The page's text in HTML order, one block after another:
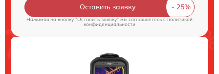
Оставить заявку
Нажимая на кнопку "Оставить заявку" Вы соглашаетесь cполитикой
конфиденциальности